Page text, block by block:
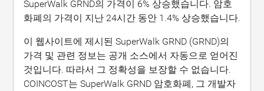
SuperWalk GRND의 가격이 6% 상승했습니다. 암호
화폐의 가격이 지난 24시간 동안 1.4% 상승했습니다.
이 웹사이트에 제시된 SuperWalk GRND (GRND)의
가격 및 관련 정보는 공개 소스에서 자동으로 얻어진
것입니다. 따라서 그 정확성을 보장할 수 없습니다.
COINCOST는 SuperWalk GRND 암호화폐, 그 개발자